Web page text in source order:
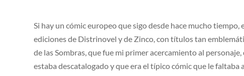
Si hay un cómic europeo que sigo desde hace mucho
ediciones de Distrinovel y de Zinco, con títulos tan
de las Sombras, que fue mi primer acercamiento al
estaba descatalogado y que era el típico cómic que le